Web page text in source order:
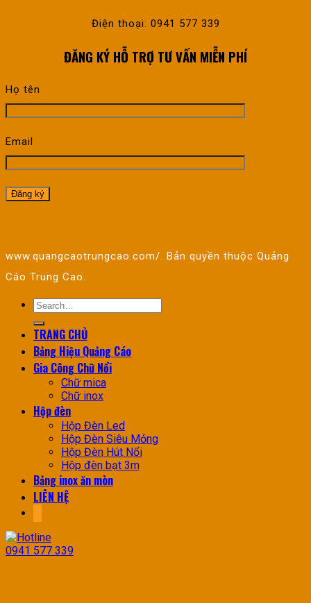
Điện thoại: 0941 577 339
ĐĂNG KÝ HỖ TRỢ TƯ VẤN MIỄN PHÍ
Họ tên
Email
www.quangcaotrungcao.com/. Bản quyền thuộc Quảng
Cáo Trung Cao.
TRANG CHỦ
Bảng Hiệu Quảng Cáo
Gia Công Chữ Nổi
Chữ mica
Chữ inox
Hộp đèn
Hộp Đèn Led
Hộp Đèn Siêu Mỏng
Hộp Đèn Hút Nổi
Hộp đèn bạt 3m
Bảng inox ăn mòn
LIÊN HỆ
0941 577 339